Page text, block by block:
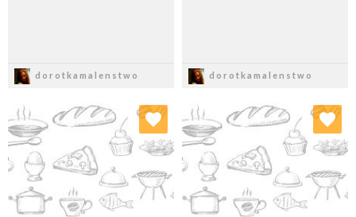
dorotkamalenstwo dorotkamalenstwo
Dodaj do ulubionych
Wybierz listę:
Dodaj do ulubionych
Wybierz listę: